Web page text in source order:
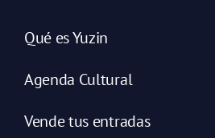
Qué es Yuzin
Agenda Cultural
Vende tus entradas